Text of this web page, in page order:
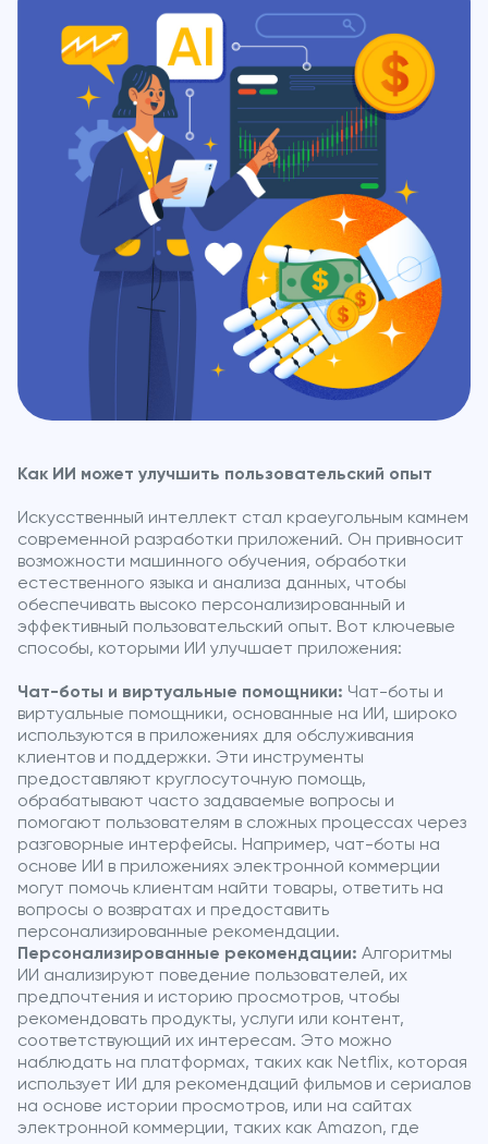
Как ИИ может улучшить пользовательский опыт
Искусственный интеллект стал краеугольным камнем
современной разработки приложений. Он привносит
возможности машинного обучения, обработки
естественного языка и анализа данных, чтобы
обеспечивать высоко персонализированный и
эффективный пользовательский опыт. Вот ключевые
способы, которыми ИИ улучшает приложения:
Чат-боты и виртуальные помощники: Чат-боты и
виртуальные помощники, основанные на ИИ, широко
используются в приложениях для обслуживания
клиентов и поддержки. Эти инструменты
предоставляют круглосуточную помощь,
обрабатывают часто задаваемые вопросы и
помогают пользователям в сложных процессах через
разговорные интерфейсы. Например, чат-боты на
основе ИИ в приложениях электронной коммерции
могут помочь клиентам найти товары, ответить на
вопросы о возвратах и предоставить
персонализированные рекомендации.
Персонализированные рекомендации: Алгоритмы
ИИ анализируют поведение пользователей, их
предпочтения и историю просмотров, чтобы
рекомендовать продукты, услуги или контент,
соответствующий их интересам. Это можно
наблюдать на платформах, таких как Netflix, которая
использует ИИ для рекомендаций фильмов и сериалов
на основе истории просмотров, или на сайтах
электронной коммерции, таких как Amazon, где